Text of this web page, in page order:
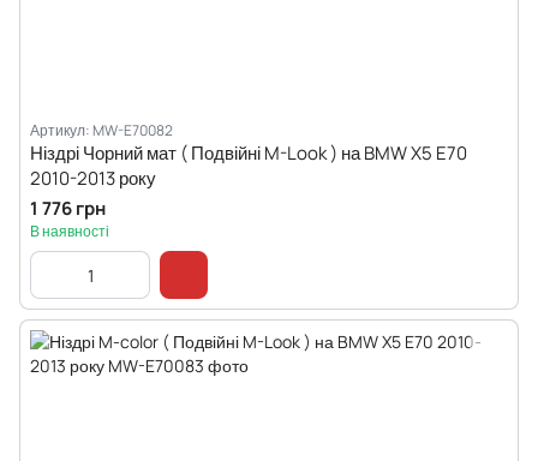
Артикул: MW-E70082
Ніздрі Чорний мат ( Подвійні M-Look ) на BMW X5 E70
2010-2013 року
1 776 грн
В наявності